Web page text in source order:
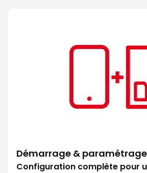
Démarrage &
Configuration complète pour